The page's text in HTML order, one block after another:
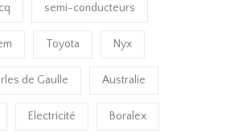
semi-conducteurs
Toyota Nyx
de Gaulle Australie
Electricité Boralex